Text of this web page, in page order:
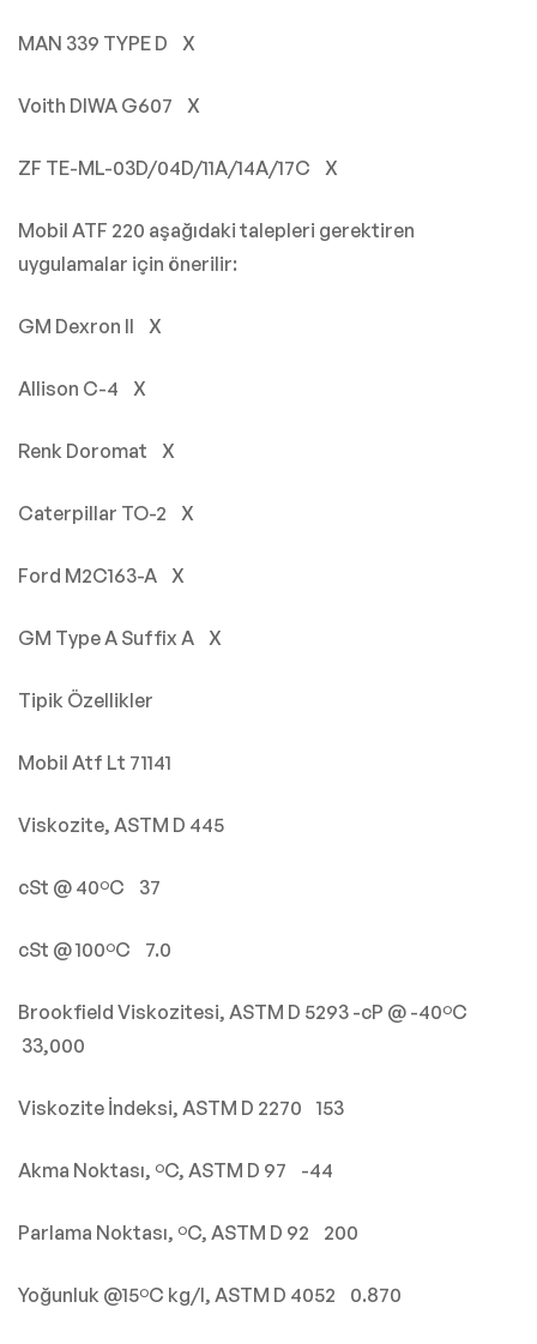
MAN 339 TYPE D X
Voith DIWA G607 X
ZF TE-ML-03D/04D/11A/14A/17C X
Mobil ATF 220 aşağıdaki talepleri gerektiren
uygulamalar için önerilir:
GM Dexron II X
Allison C-4 X
Renk Doromat X
Caterpillar TO-2 X
Ford M2C163-A X
GM Type A Suffix A X
Tipik Özellikler
Mobil Atf Lt 71141
Viskozite, ASTM D 445
cSt @ 40ºC 37
cSt @ 100ºC 7.0
Brookfield Viskozitesi, ASTM D 5293 -cP @ -40ºC
33,000
Viskozite İndeksi, ASTM D 2270 153
Akma Noktası, ºC, ASTM D 97 -44
Parlama Noktası, ºC, ASTM D 92 200
Yoğunluk @15ºC kg/l, ASTM D 4052 0.870